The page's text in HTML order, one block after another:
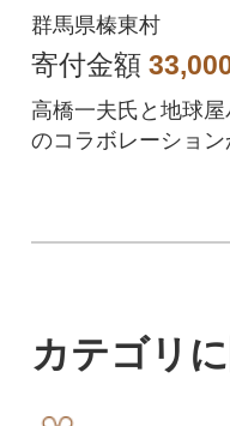
群馬県榛東村
寄付金額
高橋一夫氏と地球
のコラボレーション
カテゴリ